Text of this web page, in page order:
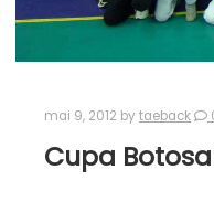
mai 9, 2012 by taeback
Cupa